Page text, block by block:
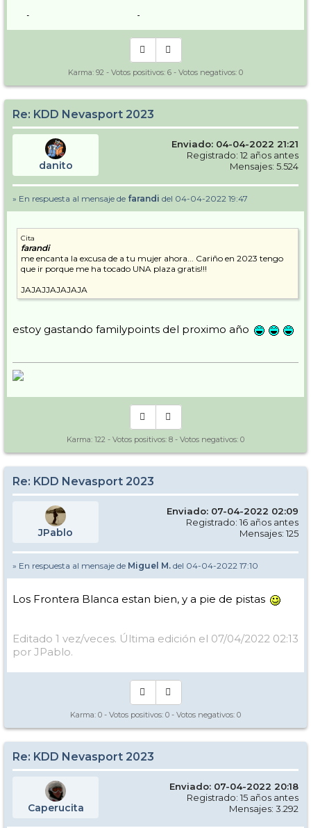
-> [
]
Karma: 92 - Votos positivos: 6 - Votos negativos: 0
Re: KDD Nevasport 2023
danito
Enviado: 04-04-2022 21:21
Registrado: 12 años antes
Mensajes: 5.524
» En respuesta al mensaje de farandi del 04-04-2022 19:47
Cita
farandi
me encanta la excusa de a tu mujer ahora... Cariño en 2023 tengo
que ir porque me ha tocado UNA plaza gratis!!!
JAJAJJAJAJAJA
estoy gastando familypoints del proximo año
Karma: 122 - Votos positivos: 8 - Votos negativos: 0
Re: KDD Nevasport 2023
JPablo
Enviado: 07-04-2022 02:09
Registrado: 16 años antes
Mensajes: 125
» En respuesta al mensaje de Miguel M. del 04-04-2022 17:10
Los Frontera Blanca estan bien, y a pie de pistas
Editado 1 vez/veces. Última edición el 07/04/2022 02:13
por JPablo.
Karma: 0 - Votos positivos: 0 - Votos negativos: 0
Re: KDD Nevasport 2023
Caperucita
Enviado: 07-04-2022 20:18
Registrado: 15 años antes
Mensajes: 3.292